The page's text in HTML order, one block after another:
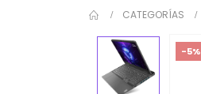
CATEGORÍAS
-5%